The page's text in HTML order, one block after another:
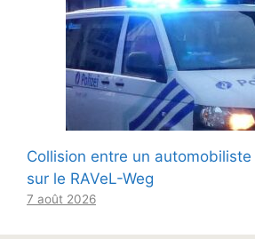
Collision entre un
sur le RAVeL-Weg
7 août 2026